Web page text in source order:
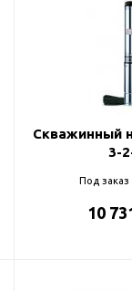
Скважинный
3-
Под
10